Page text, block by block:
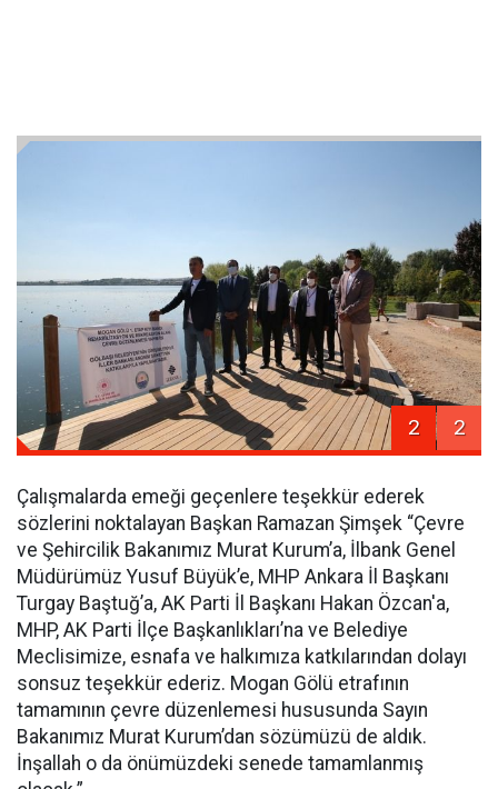
2 2
Çalışmalarda emeği geçenlere teşekkür ederek
sözlerini noktalayan Başkan Ramazan Şimşek “Çevre
ve Şehircilik Bakanımız Murat Kurum’a, İlbank Genel
Müdürümüz Yusuf Büyük’e, MHP Ankara İl Başkanı
Turgay Baştuğ’a, AK Parti İl Başkanı Hakan Özcan'a,
MHP, AK Parti İlçe Başkanlıkları’na ve Belediye
Meclisimize, esnafa ve halkımıza katkılarından dolayı
sonsuz teşekkür ederiz. Mogan Gölü etrafının
tamamının çevre düzenlemesi hususunda Sayın
Bakanımız Murat Kurum’dan sözümüzü de aldık.
İnşallah o da önümüzdeki senede tamamlanmış